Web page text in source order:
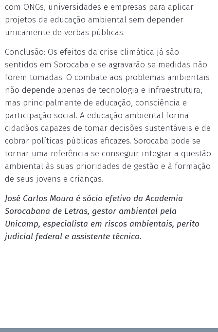
com ONGs, universidades e empresas para aplicar
projetos de educação ambiental sem depender
unicamente de verbas públicas.
Conclusão: Os efeitos da crise climática já são
sentidos em Sorocaba e se agravarão se medidas não
forem tomadas. O combate aos problemas ambientais
não depende apenas de tecnologia e infraestrutura,
mas principalmente de educação, consciência e
participação social. A educação ambiental forma
cidadãos capazes de tomar decisões sustentáveis e de
cobrar políticas públicas eficazes. Sorocaba pode se
tornar uma referência se conseguir integrar a questão
ambiental às suas prioridades de gestão e à formação
de seus jovens e crianças.
José Carlos Moura é sócio efetivo da Academia
Sorocabana de Letras, gestor ambiental pela
Unicamp, especialista em riscos ambientais, perito
judicial federal e assistente técnico.